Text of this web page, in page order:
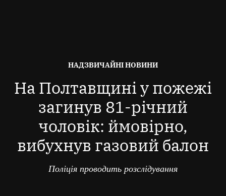
ОПУБЛІКОВАНО
НАДЗВИЧАЙНІ НОВИНИ
На Полтавщині у пожежі
загинув 81-річний
чоловік: ймовірно,
вибухнув газовий балон
Поліція проводить розслідування